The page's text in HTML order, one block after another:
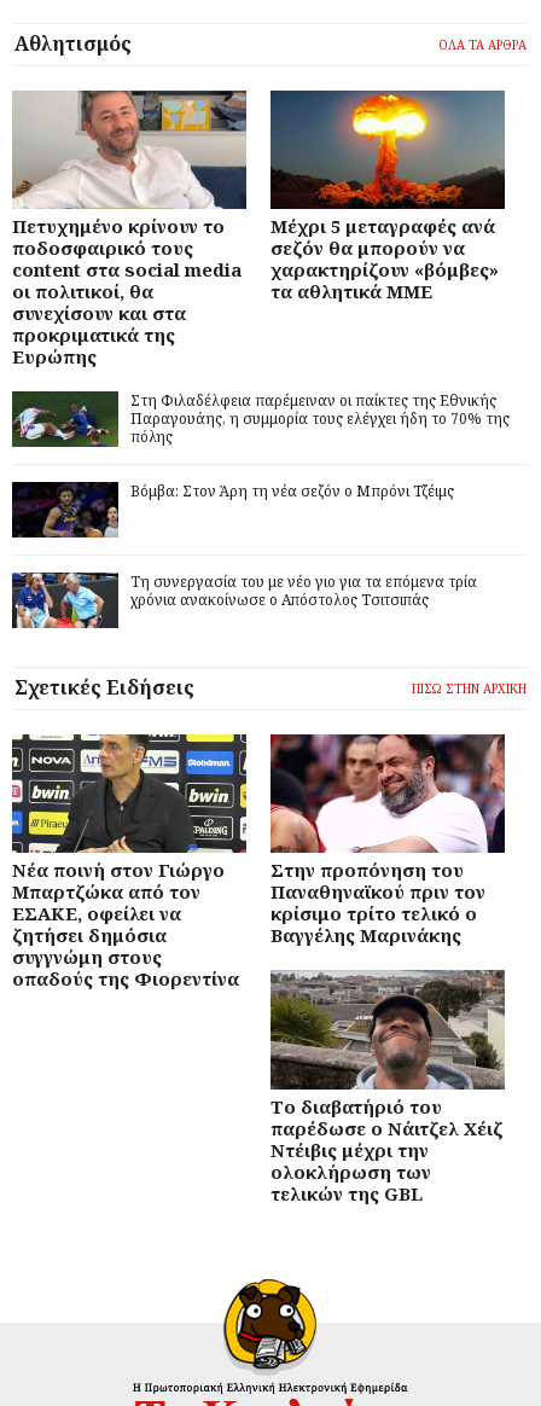
Αθλητισμός ΟΛΑ ΤΑ ΑΡΘΡΑ
Πετυχημένο κρίνουν το
ποδοσφαιρικό τους
content στα social media
οι πολιτικοί, θα
συνεχίσουν και στα
προκριματικά της
Ευρώπης
Μέχρι 5 μεταγραφές ανά
σεζόν θα μπορούν να
χαρακτηρίζουν «βόμβες»
τα αθλητικά ΜΜΕ
Στη Φιλαδέλφεια παρέμειναν οι παίκτες της Εθνικής
Παραγουάης, η συμμορία τους ελέγχει ήδη το 70% της
πόλης
Βόμβα: Στον Άρη τη νέα σεζόν ο Μπρόνι Τζέιμς
Τη συνεργασία του με νέο γιο για τα επόμενα τρία
χρόνια ανακοίνωσε ο Απόστολος Τσιτσιπάς
Σχετικές Ειδήσεις ΠΙΣΩ ΣΤΗΝ ΑΡΧΙΚΗ
Νέα ποινή στον Γιώργο
Μπαρτζώκα από τον
ΕΣΑΚΕ, οφείλει να
ζητήσει δημόσια
συγγνώμη στους
οπαδούς της Φιορεντίνα
Στην προπόνηση του
Παναθηναϊκού πριν τον
κρίσιμο τρίτο τελικό ο
Βαγγέλης Μαρινάκης
Το διαβατήριό του
παρέδωσε ο Νάιτζελ Χέιζ
Ντέιβις μέχρι την
ολοκλήρωση των
τελικών της GBL